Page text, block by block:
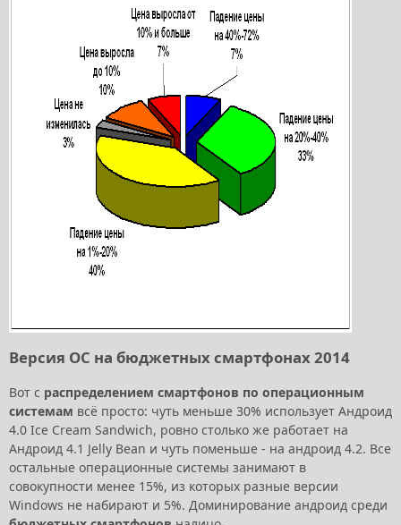
Версия ОС на бюджетных смартфонах 2014
Вот с распределением смартфонов по операционным
системам всё просто: чуть меньше 30% использует Андроид
4.0 Ice Cream Sandwich, ровно столько же работает на
Андроид 4.1 Jelly Bean и чуть поменьше - на андроид 4.2. Все
остальные операционные системы занимают в
совокупности менее 15%, из которых разные версии
Windows не набирают и 5%. Доминирование андроид среди